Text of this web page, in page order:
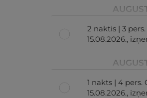
2 naktis | 3
15.08.2026.,
1 nakts | 4 pers.
15.08.2026.,